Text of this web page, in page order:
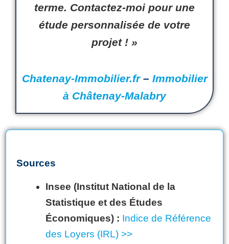
terme. Contactez-moi pour une
étude personnalisée de votre
projet ! »
Chatenay-Immobilier.fr– Immobilier
à Châtenay-Malabry
Sources
Insee (Institut National de la
Statistique et des Études
Économiques) : Indice de Référence
des Loyers (IRL) >>